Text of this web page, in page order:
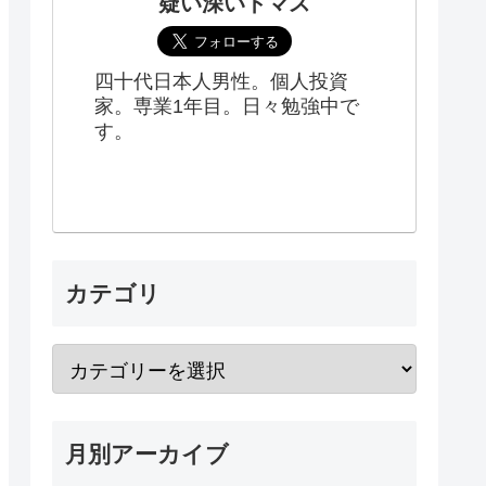
四十代日本人男性。個人投資
家。専業1年目。日々勉強中で
す。
カテゴリ
月別アーカイブ